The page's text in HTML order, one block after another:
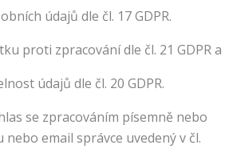
údajů dle čl. 17 GDPR.
proti zpracování dle čl. 21 GDPR a
údajů dle čl. 20 GDPR.
se zpracováním písemně nebo
email správce uvedený v čl.